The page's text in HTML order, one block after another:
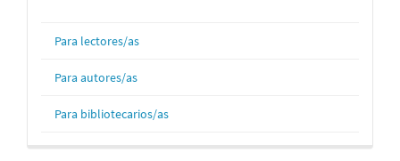
Para lectores/as
Para autores/as
Para bibliotecarios/as